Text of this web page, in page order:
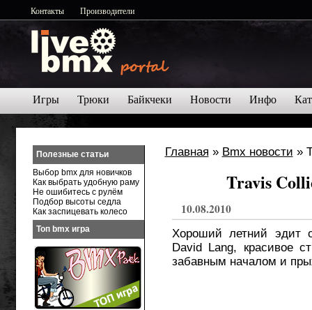
Контакты Производители
Игры Трюки Байкчеки Новости Инфо
Главная » Bmx новости »
Travis
10.08.2010
Хороший летний эдит
David Lang, красивое
забавным началом и
Полезные статьи
Выбор bmx для новичков
Как выбрать удобную раму
Не ошибитесь с рулём
Подбор высоты седла
Как заспицевать колесо
Топ bmx игра